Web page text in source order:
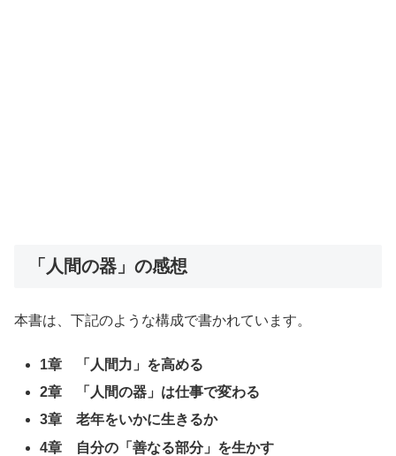
「人間の器」の感想
本書は、下記のような構成で書かれています。
1章 「人間力」を高める
2章 「人間の器」は仕事で変わる
3章 老年をいかに生きるか
4章 自分の「善なる部分」を生かす